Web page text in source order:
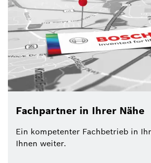
Fachpartner in Ihrer Nähe
Ein kompetenter Fachbetrieb in
Ihnen weiter.